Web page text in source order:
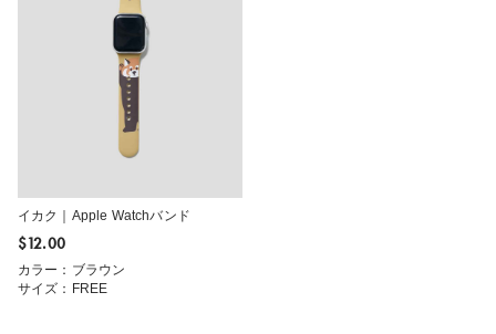
イカク｜Apple Watchバンド
$‌12.00
カラー：ブラウン
サイズ：FREE